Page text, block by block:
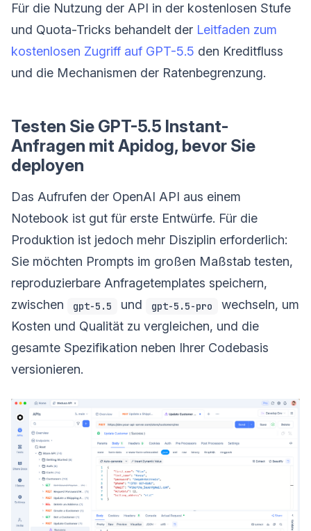
Für die Nutzung der API in der kostenlosen Stufe
und Quota-Tricks behandelt der Leitfaden zum
kostenlosen Zugriff auf GPT-5.5 den Kreditfluss
und die Mechanismen der Ratenbegrenzung.
Testen Sie GPT-5.5 Instant-
Anfragen mit Apidog, bevor Sie
deployen
Das Aufrufen der OpenAI API aus einem
Notebook ist gut für erste Entwürfe. Für die
Produktion ist jedoch mehr Disziplin erforderlich:
Sie möchten Prompts im großen Maßstab testen,
reproduzierbare Anfragetemplates speichern,
zwischen
gpt-5.5 und gpt-5.5-pro
wechseln, um
Kosten und Qualität zu vergleichen, und die
gesamte Spezifikation neben Ihrer Codebasis
versionieren.